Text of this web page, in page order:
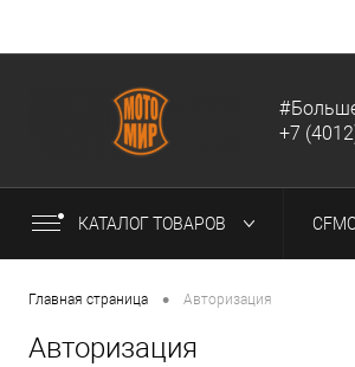
+7
КАТАЛОГ ТОВАРОВ
Главная страница • Авторизация
Авторизация